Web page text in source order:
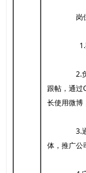
岗位
1.熟悉
2.负责网
跟帖，通过
长使用微博
3.通过在
体，推广公